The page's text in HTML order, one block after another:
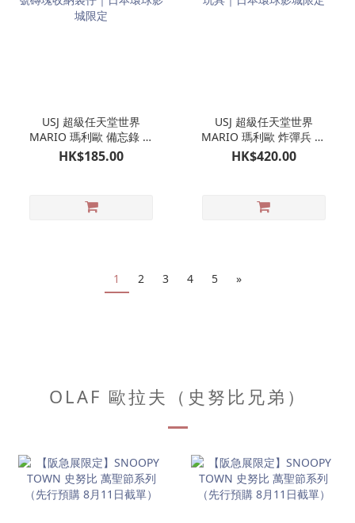
USJ 超級任天堂世界
MARIO 瑪利歐 備忘錄 附
問號磚塊收納袋仔｜日本
環球影城限定
HK$185.00
USJ 超級任天堂世界
MARIO 瑪利歐 炸彈兵 行
走玩具｜日本環球影城限
HK$420.00
1 2 3 4 5 »
OLAF 歐拉夫（史努比兄弟）